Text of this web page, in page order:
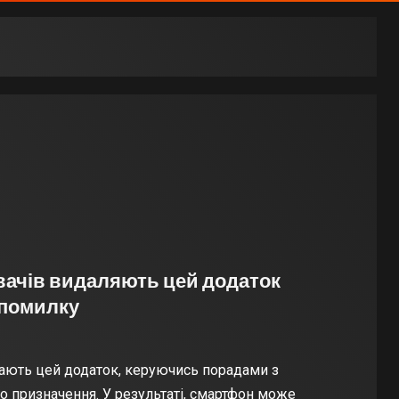
видаляють цей додаток
помилку
цей додаток, керуючись порадами з
призначення. У результаті, смартфон може